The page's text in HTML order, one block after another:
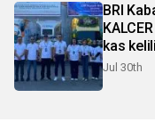
BRI
kas
pelosok
Jul 30th